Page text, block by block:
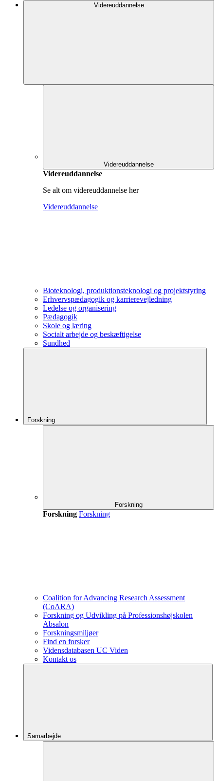
Videreuddannelse
Videreuddannelse
Videreuddannelse
Se alt om videreuddannelse her
Videreuddannelse
Bioteknologi, produktionsteknologi og projektstyring
Erhvervspædagogik og karrierevejledning
Ledelse og organisering
Pædagogik
Skole og læring
Socialt arbejde og beskæftigelse
Sundhed
Forskning
Forskning
Forskning Forskning
Coalition for Advancing Research Assessment
(CoARA)
Forskning og Udvikling på Professionshøjskolen
Absalon
Forskningsmiljøer
Find en forsker
Vidensdatabasen UC Viden
Kontakt os
Samarbejde